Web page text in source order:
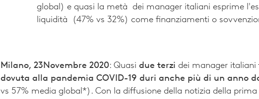
global) e quasi la metà dei manager italiani esprime
liquidità (47% vs 32%) come finanziamenti o
Milano, 23Novembre 2020: Quasi due terzi dei manager italiani
dovuta alla pandemia COVID-19 duri anche più di un anno
vs 57% media global*). Con la diffusione della notizia della